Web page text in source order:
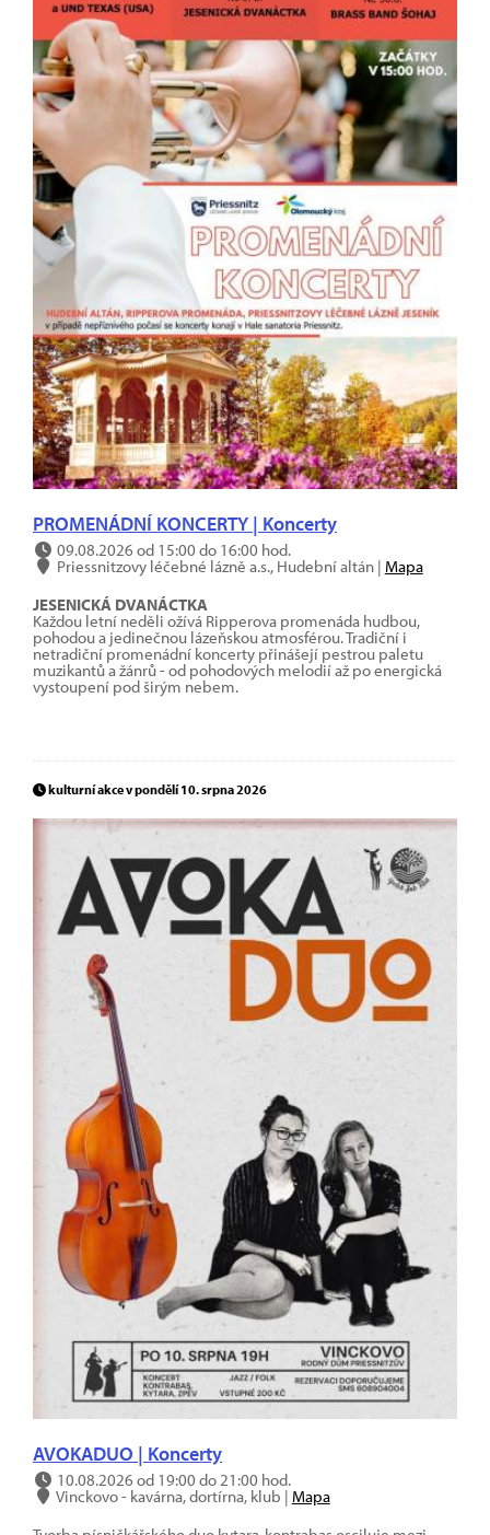
PROMENÁDNÍ KONCERTY | Koncerty
09.08.2026 od 15:00 do 16:00 hod.
Priessnitzovy léčebné lázně a.s., Hudební altán | Mapa
JESENICKÁ DVANÁCTKA
Každou letní neděli ožívá Ripperova promenáda hudbou,
pohodou a jedinečnou lázeňskou atmosférou. Tradiční i
netradiční promenádní koncerty přinášejí pestrou paletu
muzikantů a žánrů - od pohodových melodií až po energická
vystoupení pod širým nebem.
kulturní akce v pondělí 10. srpna 2026
AVOKADUO | Koncerty
10.08.2026 od 19:00 do 21:00 hod.
Vinckovo - kavárna, dortírna, klub | Mapa